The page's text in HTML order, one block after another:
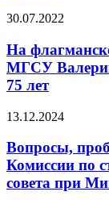
Экспо»
важнейшая
отраслевая
выставка
страны
На
мостике:
президенту
НИУ
МГСУ
Теличенко
июля
исполняется
лет
30.07.2022
На
МГСУ
75 лет
Вопросы,
решения:
итоги
совещания
Комиссии
13.12.2024
Вопросы,
Комиссии по
совета при